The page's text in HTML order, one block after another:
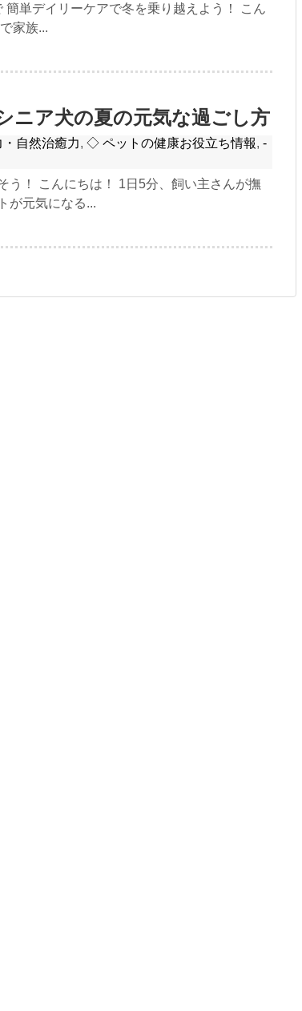
簡単デイリーケアで冬を乗り越えよう！ こん
家族...
ニア犬の夏の元気な過ごし方
・自然治癒力,◇ ペットの健康お役立ち情報,-
う！ こんにちは！ 1日5分、飼い主さんが撫
が元気になる...